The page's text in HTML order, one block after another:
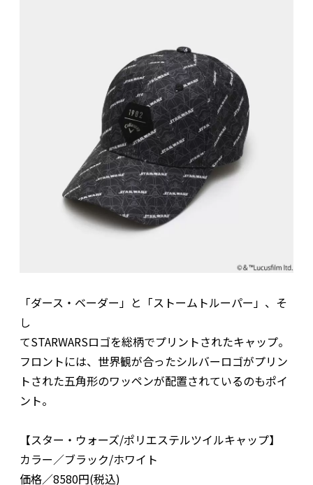
「ダース・ベーダー」と「ストームトルーパー」、そ
し
てSTARWARSロゴを総柄でプリントされたキャップ。
フロントには、世界観が合ったシルバーロゴがプリン
トされた五角形のワッペンが配置されているのもポイ
ント。
【スター・ウォーズ/ポリエステルツイルキャップ】
カラー／ブラック/ホワイト
価格／8580円(税込)